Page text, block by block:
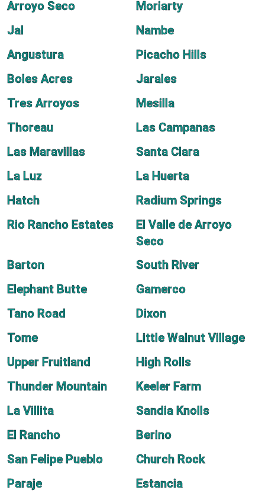
Arroyo Seco
Moriarty
Jal
Nambe
Angustura
Picacho Hills
Boles Acres
Jarales
Tres Arroyos
Mesilla
Thoreau
Las Campanas
Las Maravillas
Santa Clara
La Luz
La Huerta
Hatch
Radium Springs
Rio Rancho Estates
El Valle de Arroyo
Seco
Barton
South River
Elephant Butte
Gamerco
Tano Road
Dixon
Tome
Little Walnut Village
Upper Fruitland
High Rolls
Thunder Mountain
Keeler Farm
La Villita
Sandia Knolls
El Rancho
Berino
San Felipe Pueblo
Church Rock
Paraje
Estancia